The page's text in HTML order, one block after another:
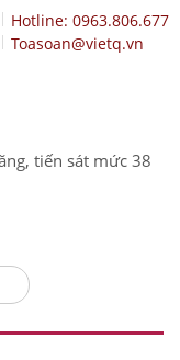
Hotline: 0963.806.677
Toasoan@vietq.vn
tiến sát mức 38